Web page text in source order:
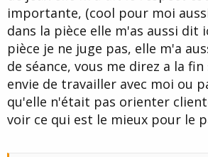
importante, (cool pour moi
dans la pièce elle m'as aussi dit
pièce je ne juge pas, elle m'a
de séance, vous me direz a la fin
envie de travailler avec moi ou
qu'elle n'était pas orienter
voir ce qui est le mieux pour le